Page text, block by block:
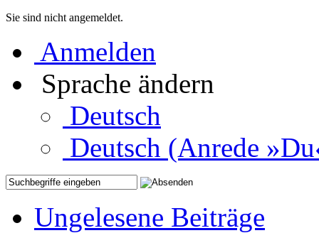
Sie sind nicht angemeldet.
Anmelden
Sprache ändern
Deutsch
Deutsch (Anrede
Ungelesene Beiträge